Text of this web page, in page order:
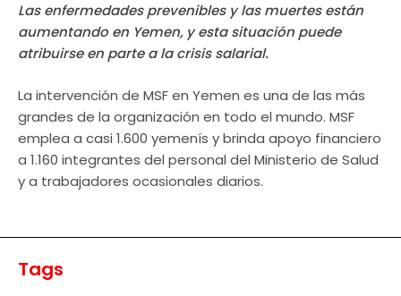
Las enfermedades prevenibles y las muertes están
aumentando en Yemen, y esta situación puede
atribuirse en parte a la crisis salarial.
La intervención de MSF en Yemen es una de las más
grandes de la organización en todo el mundo. MSF
emplea a casi 1.600 yemenís y brinda apoyo financiero
a 1.160 integrantes del personal del Ministerio de Salud
y a trabajadores ocasionales diarios.
Tags